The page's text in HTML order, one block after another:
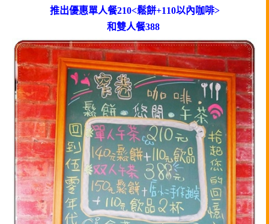
推出優惠單人餐210<鬆餅+110以內咖啡>
和雙人餐388